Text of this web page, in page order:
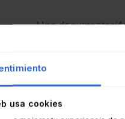
usa cookies
Una
favorece la
Aquí algunas
es menos